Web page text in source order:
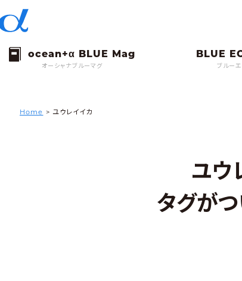
オーシャナブルーマグ ブルー
Home > ユウレイイカ
ユウ
タグが